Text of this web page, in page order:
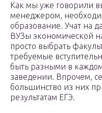
Как мы уже говорили
менеджером,
образование. Учат на
ВУЗы экономической
просто выбрать
требуемые
быть разными в
заведении. Впрочем,
большинство из них
результатам ЕГЭ.